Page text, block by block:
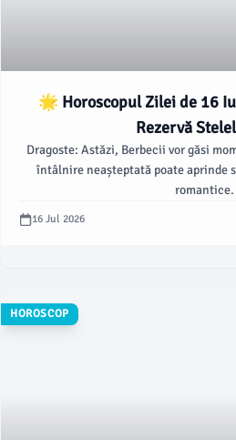
🌟 Horoscopul Zilei de 16
Rezervă
Dragoste: Astăzi, Berbecii vor găsi
întâlnire neașteptată poate aprinde
romantice.
16 Jul 2026
HOROSCOP